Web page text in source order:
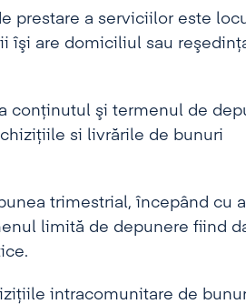
prestare a serviciilor este
îşi are domiciliul sau
conţinutul şi termenul de
si livrările de bunuri
trimestrial, începând cu
limită de depunere fiind
intracomunitare de